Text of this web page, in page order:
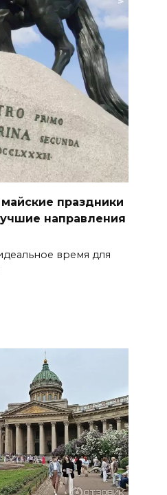
праздники
направления
время для